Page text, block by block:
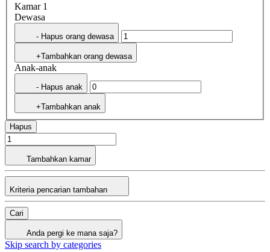
Kamar 1
Dewasa
- Hapus orang dewasa
+Tambahkan orang dewasa
Anak-anak
- Hapus anak
+Tambahkan anak
Hapus
Tambahkan kamar
Kriteria pencarian tambahan
Cari
Anda pergi ke mana saja?
Skip search by categories